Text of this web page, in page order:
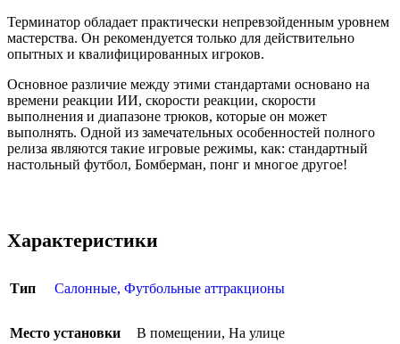
Терминатор обладает практически непревзойденным уровнем
мастерства. Он рекомендуется только для действительно
опытных и квалифицированных игроков.
Основное различие между этими стандартами основано на
времени реакции ИИ, скорости реакции, скорости
выполнения и диапазоне трюков, которые он может
выполнять. Одной из замечательных особенностей полного
релиза являются такие игровые режимы, как: стандартный
настольный футбол, Бомберман, понг и многое другое!
Характеристики
Тип Салонные, Футбольные аттракционы
Место установки В помещении, На улице